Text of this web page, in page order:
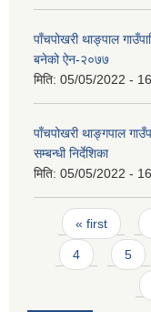
पाँचपोखरी थाङ्पाल
बनेको ऐन-२०७७
मिति: 05/05/2022 -
पाँचपोखरी थाङ्गपाल
सम्बन्धी निर्देशिका
मिति: 05/05/2022 -
Pages
« first
4 5